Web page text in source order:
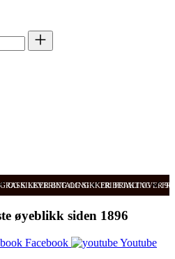
OG SIKKER BETALING FRI FRAKT OVER
RASK LEVERING OG SIKKER BETALING
øyeblikk siden 1896
Facebook
Youtube